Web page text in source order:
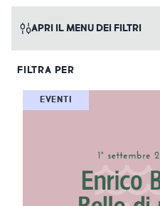
VILLA BERTELLI
APRI IL MENU DEI FILTRI
FILTRA PER
Personalizza i risultati
EVENTI